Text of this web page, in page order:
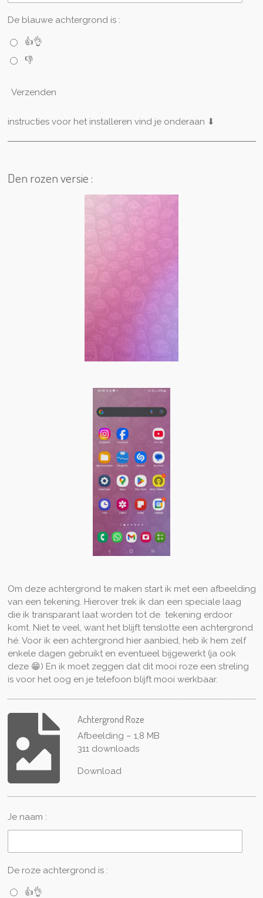
De blauwe achtergrond is :
👍👌
👎
Verzenden
instructies voor het installeren vind je onderaan ⬇
Den rozen versie :
Om deze achtergrond te maken start ik met een afbeelding
van een tekening. Hierover trek ik dan een speciale laag
die ik transparant laat worden tot de tekening erdoor
komt. Niet te veel, want het blijft tenslotte een achtergrond
hé. Voor ik een achtergrond hier aanbied, heb ik hem zelf
enkele dagen gebruikt en eventueel bijgewerkt (ja ook
deze 😁) En ik moet zeggen dat dit mooi roze een streling
is voor het oog en je telefoon blijft mooi werkbaar.
Achtergrond Roze
Afbeelding – 1,8 MB
311 downloads
Download
Je naam :
De roze achtergrond is :
👍👌